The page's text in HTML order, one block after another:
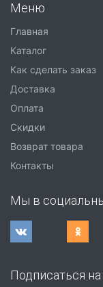
Меню
Главная
Каталог
Как сделать заказ
Доставка
Оплата
Скидки
Возврат товара
Контакты
Мы в
Подписаться